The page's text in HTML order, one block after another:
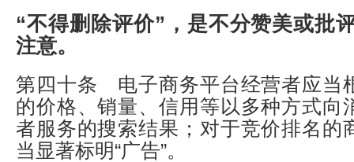
“不得删除评价”，是不分赞美或批
注意。
第四十条 电子商务平台经营者应当
的价格、销量、信用等以多种方式向
者服务的搜索结果；对于竞价排名的
当显著标明“广告”。